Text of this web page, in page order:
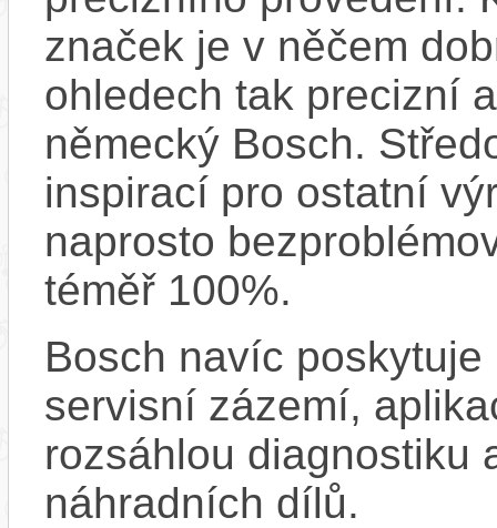
značek je v něčem
ohledech tak precizní
německý Bosch.
inspirací pro ostatní
naprosto
téměř 100%.
Bosch navíc
servisní zázemí,
rozsáhlou diagnostiku
náhradních dílů.